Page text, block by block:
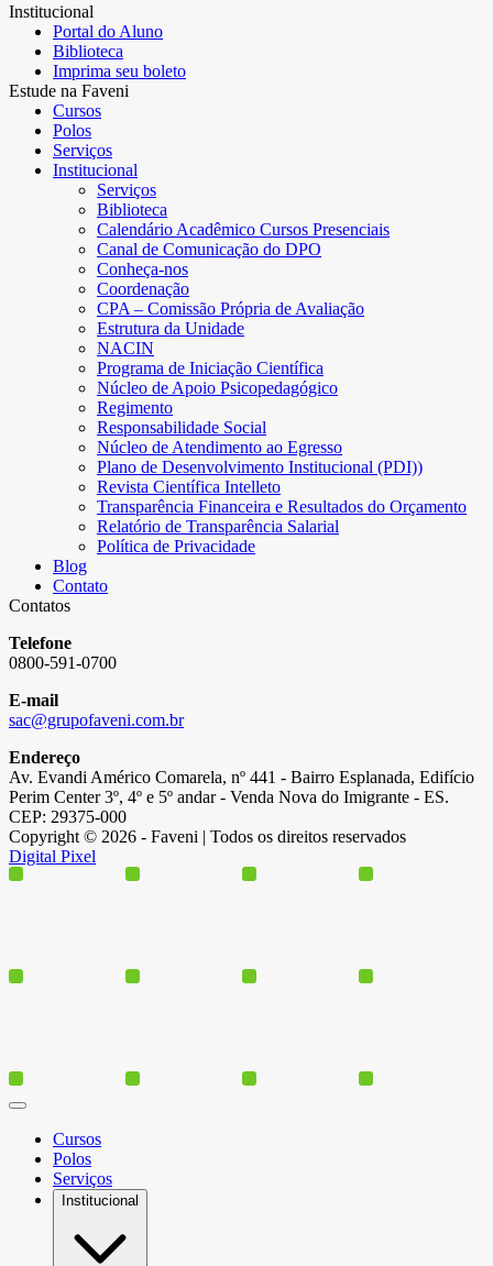
Institucional
Portal do Aluno
Biblioteca
Imprima seu boleto
Estude na Faveni
Cursos
Polos
Serviços
Institucional
Serviços
Biblioteca
Calendário Acadêmico Cursos Presenciais
Canal de Comunicação do DPO
Conheça-nos
Coordenação
CPA – Comissão Própria de Avaliação
Estrutura da Unidade
NACIN
Programa de Iniciação Científica
Núcleo de Apoio Psicopedagógico
Regimento
Responsabilidade Social
Núcleo de Atendimento ao Egresso
Plano de Desenvolvimento Institucional (PDI))
Revista Científica Intelleto
Transparência Financeira e Resultados do Orçamento
Relatório de Transparência Salarial
Política de Privacidade
Blog
Contato
Contatos
Telefone
0800-591-0700
E-mail
sac@grupofaveni.com.br
Endereço
Av. Evandi Américo Comarela, nº 441 - Bairro Esplanada, Edifício
Perim Center 3º, 4º e 5º andar - Venda Nova do Imigrante - ES.
CEP: 29375-000
Copyright © 2026 - Faveni | Todos os direitos reservados
Digital Pixel
Cursos
Polos
Serviços
Institucional